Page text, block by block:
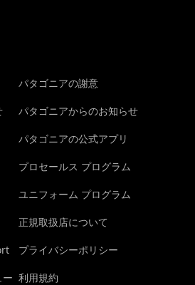
パタゴニアの謝意
パタゴニアからのお知らせ
パタゴニアの公式アプリ
プロセールス プログラム
ユニフォーム プログラム
正規取扱店について
プライバシーポリシー
利用規約